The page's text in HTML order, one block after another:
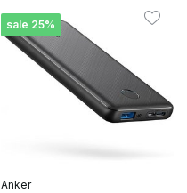
sale 25%
Anker